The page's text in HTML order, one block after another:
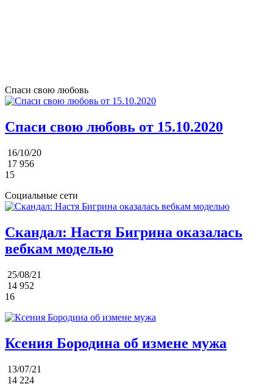
Спаси свою любовь
Спаси свою любовь от 15.10.2020
16/10/20
17 956
15
Социальные сети
Скандал: Настя Бигрина оказалась
вебкам моделью
25/08/21
14 952
16
Ксения Бородина об измене мужа
13/07/21
14 224